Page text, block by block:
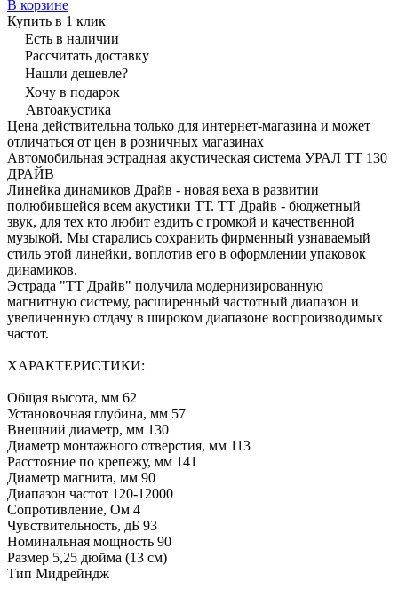
В корзине
Купить в 1 клик
Есть в наличии
Рассчитать доставку
Нашли дешевле?
Хочу в подарок
Автоакустика
Цена действительна только для интернет-магазина и может
отличаться от цен в розничных магазинах
Автомобильная эстрадная акустическая система УРАЛ ТТ 130
ДРАЙВ
Линейка динамиков Драйв - новая веха в развитии
полюбившейся всем акустики ТТ. ТТ Драйв - бюджетный
звук, для тех кто любит ездить с громкой и качественной
музыкой. Мы старались сохранить фирменный узнаваемый
стиль этой линейки, воплотив его в оформлении упаковок
динамиков.
Эстрада "ТТ Драйв" получила модернизированную
магнитную систему, расширенный частотный диапазон и
увеличенную отдачу в широком диапазоне воспроизводимых
частот.
ХАРАКТЕРИСТИКИ:
Общая высота, мм 62
Установочная глубина, мм 57
Внешний диаметр, мм 130
Диаметр монтажного отверстия, мм 113
Расстояние по крепежу, мм 141
Диаметр магнита, мм 90
Диапазон частот 120-12000
Сопротивление, Ом 4
Чувствительность, дБ 93
Номинальная мощность 90
Размер 5,25 дюйма (13 см)
Тип Мидрейндж